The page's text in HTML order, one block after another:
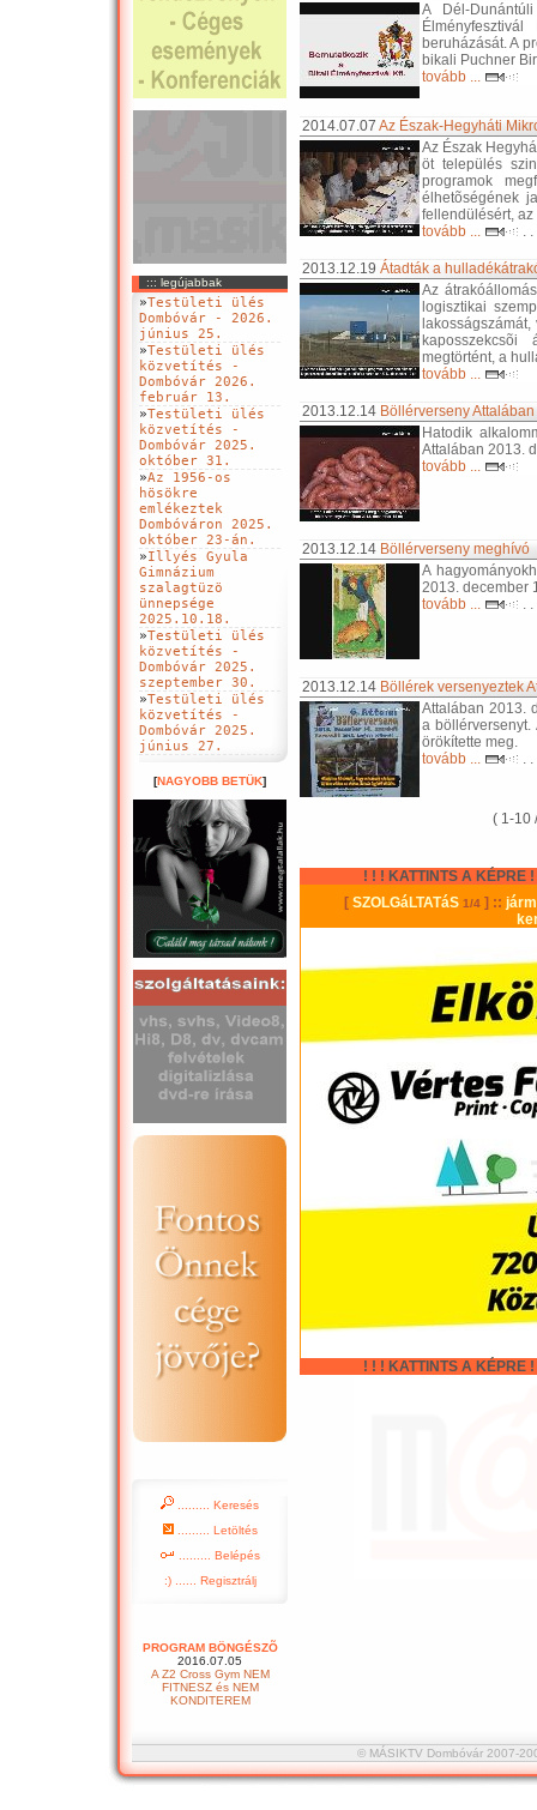
A Dél-
beruházását. A
bikali Puchner
tovább ...
2014.07.07 Az Észak-Hegyháti
Az Észak
öt település
programok
élhetõségének
fellendülésért,
tovább ...
.
2013.12.19 Átadták a
Az
logisztikai
megtörtént, a
tovább ...
2013.12.14 Böllérverseny Attalában
Hatodik
Attalában 2013.
tovább ...
2013.12.14 Böllérverseny meghívó
A
2013. december
tovább ...
.
2013.12.14 Böllérek versenyeztek
Attalában 2013.
a
örökítette meg.
tovább ...
.
( 1-10
! ! ! KATTINTS A KÉPRE
! ! ! KATTINTS A KÉPRE
::: legújabbak
»Testületi ülés
Dombóvár - 2026.
június 25.
»Testületi ülés
közvetítés -
Dombóvár 2026.
február 13.
»Testületi ülés
közvetítés -
Dombóvár 2025.
október 31.
»Az 1956-os
hösökre
emlékeztek
Dombóváron 2025.
október 23-án.
»Illyés Gyula
Gimnázium
szalagtüzö
ünnepsége
2025.10.18.
»Testületi ülés
közvetítés -
Dombóvár 2025.
szeptember 30.
»Testületi ülés
közvetítés -
Dombóvár 2025.
június 27.
[NAGYOBB BETÜK]
......... Keresés
......... Letöltés
......... Belépés
:) ...... Regisztrálj
PROGRAM BÖNGÉSZÕ
2016.07.05
A Z2 Cross Gym NEM
FITNESZ és NEM
KONDITEREM
© MÁSIKTV Dombóvár 2007-